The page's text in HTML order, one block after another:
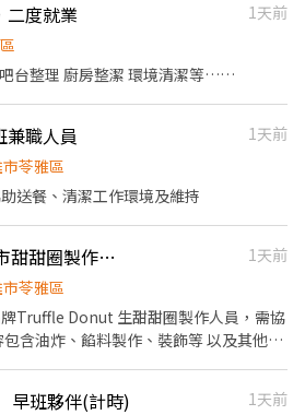
飲內場： ．擔任廚師的助手，處理烹飪
他餐廳相關事務。 ．負責洗、剝、削、
作環境、設備和餐具。 ．準備不同餐點
二度就業
1天前
台整理 廚房整潔 環境清潔等……
兼職人員
1天前
苓雅區
送餐、清潔工作環境及維持
TRUFFLE DONUT門市甜甜圈製作人員
1天前
苓雅區
Truffle Donut 生甜甜圈製作人員，需協
含油炸、餡料製作、裝飾等 以及其他主
早班夥伴(計時)
1天前